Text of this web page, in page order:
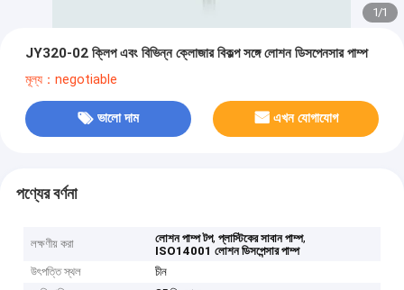
1/1
JY320-02 ক্লিপ এবং বিভিন্ন ক্লোজার বিকল্প সঙ্গে লোশন ডিসপেনসার পাম্প
মূল্য：negotiable
ভালো দাম এখন যোগাযোগ
পণ্যের বর্ণনা
লক্ষণীয় করা লোশন পাম্প টপ,প্লাস্টিকের সাবান পাম্প,
ISO14001 লোশন ডিসপেন্সার পাম্প
উৎপত্তি স্থল
চীন